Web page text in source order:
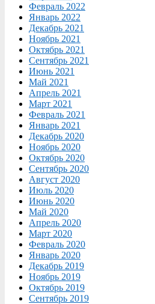
Февраль 2022
Январь 2022
Декабрь 2021
Ноябрь 2021
Октябрь 2021
Сентябрь 2021
Июнь 2021
Май 2021
Апрель 2021
Март 2021
Февраль 2021
Январь 2021
Декабрь 2020
Ноябрь 2020
Октябрь 2020
Сентябрь 2020
Август 2020
Июль 2020
Июнь 2020
Май 2020
Апрель 2020
Март 2020
Февраль 2020
Январь 2020
Декабрь 2019
Ноябрь 2019
Октябрь 2019
Сентябрь 2019